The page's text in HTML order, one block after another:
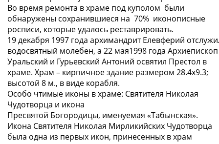
Во время ремонта в храме под куполом были
обнаружены сохранившиеся на 70% иконописные
росписи, которые удалось реставрировать.
19 декабря 1997 года архимандрит Елевферий
водосвятный молебен, а 22 мая1998 года Архиепископ
Уральский и Гурьевский Антоний освятил Престол в
храме. Храм – кирпичное здание размером 28.4х9.3;
высотой 8 м., в виде корабля.
Особо чтимые иконы в храме: Святителя Николая
Чудотворца и икона
Пресвятой Богородицы, именуемая «Табынская».
Икона Святителя Николая Мирликийских Чудотворца
была одна из первых икон, принесенных в храм